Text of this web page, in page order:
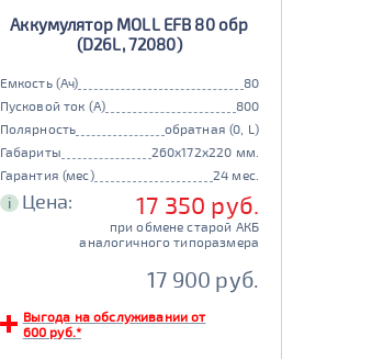
Аккумулятор MOLL EFB 80 обр
(D26L, 72080)
Емкость (Ач)
80
Пусковой ток (А)
800
Полярность
обратная (0, L)
Габариты
260x172x220 мм.
Гарантия (мес)
24 мес.
i Цена: 17 350 руб.
при обмене старой АКБ
аналогичного типоразмера
17 900 руб.
Выгода на обслуживании от
600 руб.*